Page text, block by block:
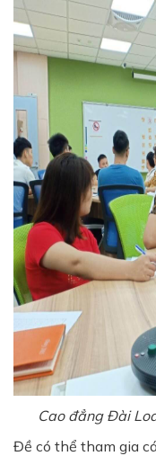
Cao đẳng Đài
Đề có thể tham gia